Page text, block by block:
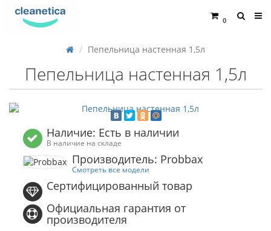
0
Пепельница настенная 1,5л
Пепельница настенная 1,5л
Наличие: Есть в наличии
В наличие на складе
Производитель: Probbax
Смотреть все модели
Сертифицированный товар
Официальная гарантия от
производителя